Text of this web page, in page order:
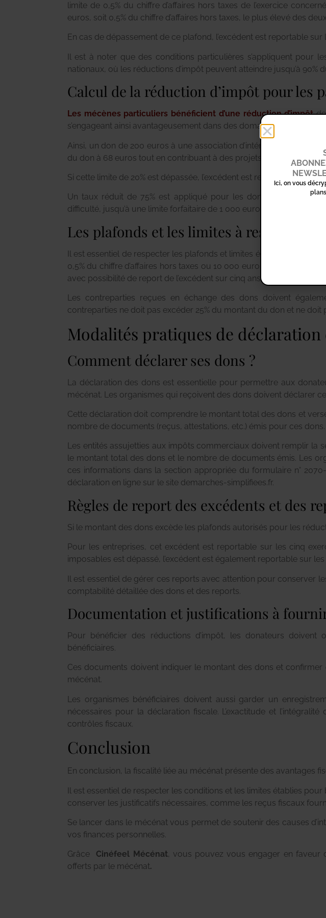
limite de 0,5% du chiffre d’affaires hors taxes de l’exercice
euros, soit 0,5% du chiffre d’affaires hors taxes, le plus élevé des
En cas de dépassement de ce plafond, l’excédent est reportable
Il est à noter que des conditions particulières s’appliquent pour
nationaux, où les réductions d’impôt peuvent atteindre jusqu’à
Calcul de la réduction d’impôt pour les
Les mécènes particuliers bénéficient d’une réduction d’impôt
s’engageant ainsi avantageusement dans des domaines tels que le
Ainsi, un don de 200 euros à une association d’intérêt général
du don à 68 euros tout en contribuant à des projets culturels et
Si cette limite de 20% est dépassée, l’excédent est reportable sur
Un taux réduit de 75% est appliqué pour les dons aux
difficulté, jusqu’à une limite forfaitaire de 1 000 euros jusqu’au 31
Les plafonds et les limites à respecter
Il est essentiel de respecter les plafonds et limites établis pour
0,5% du chiffre d’affaires hors taxes ou 10 000 euros, le plus élevé
avec possibilité de report de l’excédent sur cinq ans.
Les contreparties reçues en échange des dons doivent
contreparties ne doit pas excéder 25% du montant du don et ne doit
Modalités pratiques de déclaration
Comment déclarer ses dons ?
La déclaration des dons est essentielle pour permettre aux
mécénat. Les organismes qui reçoivent des dons doivent déclarer
Cette déclaration doit comprendre le montant total des dons et
nombre de documents (reçus, attestations, etc.) émis pour ces dons.
Les entités assujetties aux impôts commerciaux doivent remplir
le montant total des dons et le nombre de documents émis. Les
ces informations dans la section appropriée du formulaire n°
déclaration en ligne sur le site demarches-simplifiees.fr.
Règles de report des excédents et des
Si le montant des dons excède les plafonds autorisés pour les
Pour les entreprises, cet excédent est reportable sur les cinq
imposables est dépassé, l’excédent est également reportable sur
Il est essentiel de gérer ces reports avec attention pour conserver
comptabilité détaillée des dons et des reports.
Documentation et justifications à
Pour bénéficier des réductions d’impôt, les donateurs
bénéficiaires.
Ces documents doivent indiquer le montant des dons et
mécénat.
Les organismes bénéficiaires doivent aussi garder un
nécessaires pour la déclaration fiscale. L’exactitude et
contrôles fiscaux.
Conclusion
En conclusion, la fiscalité liée au mécénat présente des avantages
Il est essentiel de respecter les conditions et les limites établies
conserver les justificatifs nécessaires, comme les reçus fiscaux
Se lancer dans le mécénat vous permet de soutenir des causes
vos finances personnelles.
Grâce Cinéfeel Mécénat, vous pouvez vous engager en faveur
offerts par le mécénat.
Ici, on vous